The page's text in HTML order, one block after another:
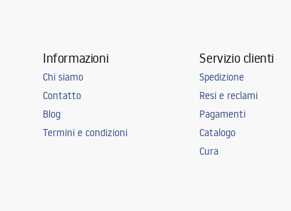
Informazioni
Chi siamo
Contatto
Blog
Termini e condizioni
Servizio clienti
Spedizione
Resi e reclami
Pagamenti
Catalogo
Cura